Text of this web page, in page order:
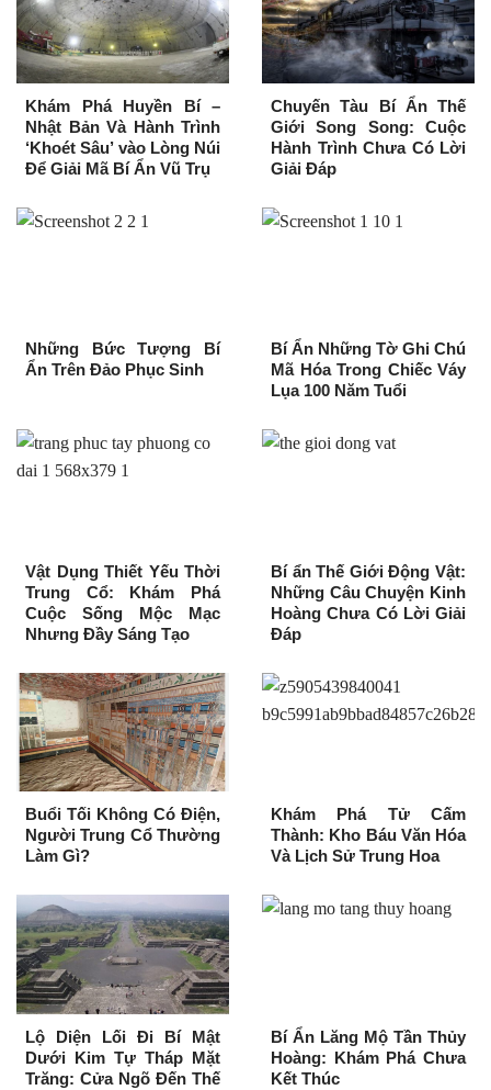
Khám Phá Huyền Bí –
Nhật Bản Và Hành Trình
‘Khoét Sâu’ vào Lòng Núi
Để Giải Mã Bí Ẩn Vũ Trụ
Chuyến Tàu Bí Ẩn Thế
Giới Song Song: Cuộc
Hành Trình Chưa Có Lời
Giải Đáp
Những Bức Tượng Bí
Ẩn Trên Đảo Phục Sinh
Bí Ẩn Những Tờ Ghi Chú
Mã Hóa Trong Chiếc Váy
Lụa 100 Năm Tuổi
Vật Dụng Thiết Yếu Thời
Trung Cổ: Khám Phá
Cuộc Sống Mộc Mạc
Nhưng Đầy Sáng Tạo
Bí ẩn Thế Giới Động Vật:
Những Câu Chuyện Kinh
Hoàng Chưa Có Lời Giải
Đáp
Buổi Tối Không Có Điện,
Người Trung Cổ Thường
Làm Gì?
Khám Phá Tử Cấm
Thành: Kho Báu Văn Hóa
Và Lịch Sử Trung Hoa
Lộ Diện Lối Đi Bí Mật
Dưới Kim Tự Tháp Mặt
Trăng: Cửa Ngõ Đến Thế
Bí Ẩn Lăng Mộ Tần Thủy
Hoàng: Khám Phá Chưa
Kết Thúc